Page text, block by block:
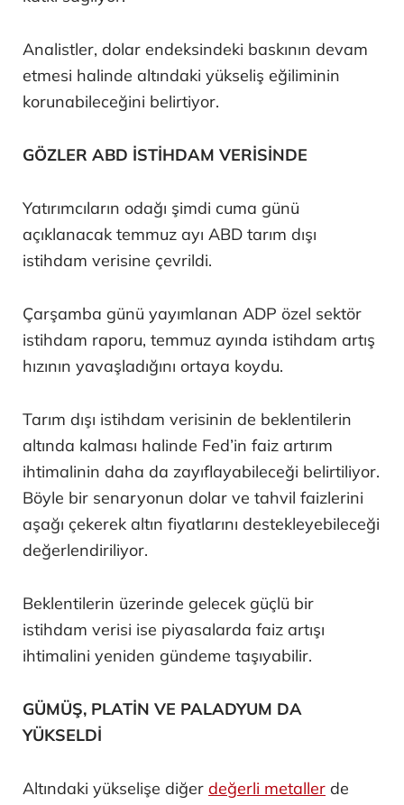
Analistler, dolar endeksindeki baskının devam
etmesi halinde altındaki yükseliş eğiliminin
korunabileceğini belirtiyor.
GÖZLER ABD İSTİHDAM VERİSİNDE
Yatırımcıların odağı şimdi cuma günü
açıklanacak temmuz ayı ABD tarım dışı
istihdam verisine çevrildi.
Çarşamba günü yayımlanan ADP özel sektör
istihdam raporu, temmuz ayında istihdam artış
hızının yavaşladığını ortaya koydu.
Tarım dışı istihdam verisinin de beklentilerin
altında kalması halinde Fed’in faiz artırım
ihtimalinin daha da zayıflayabileceği belirtiliyor.
Böyle bir senaryonun dolar ve tahvil faizlerini
aşağı çekerek altın fiyatlarını destekleyebileceği
değerlendiriliyor.
Beklentilerin üzerinde gelecek güçlü bir
istihdam verisi ise piyasalarda faiz artışı
ihtimalini yeniden gündeme taşıyabilir.
GÜMÜŞ, PLATİN VE PALADYUM DA
YÜKSELDİ
Altındaki yükselişe diğer değerli metaller de